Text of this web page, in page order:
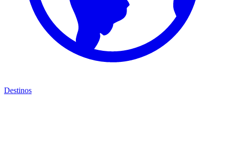
Destinos